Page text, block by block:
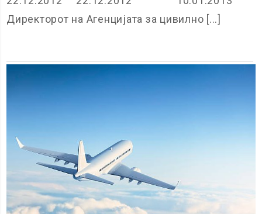
Директорот на Агенцијата за цивилно [...]